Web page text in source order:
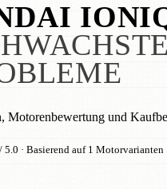
Motorenbewertung und
5.0 · Basierend auf 1 Motorvarianten